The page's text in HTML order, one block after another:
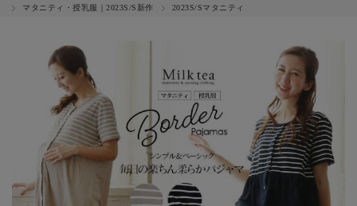
マタニティ・授乳服｜2023S/S新作
2023S/Sマタニティ